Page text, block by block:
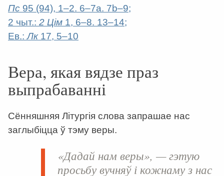
Пс 95 (94), 1–2. 6–7a. 7b–9;
2 чыт.: 2 Цім 1, 6–8. 13–14;
Ев.:Лк17, 5–10
Вера, якая вядзе праз
выпрабаванні
Сённяшняя Літургія слова запрашае нас
заглыбіцца ў тэму веры.
«Дадай нам веры», — гэтую
просьбу вучняў і кожнаму з нас